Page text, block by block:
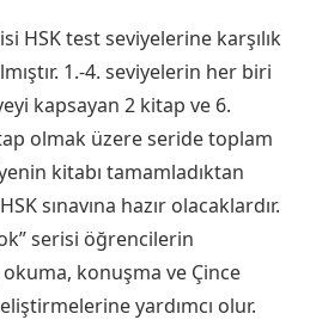
HSK test seviyelerine karşılık
1.-4. seviyelerin her biri
kapsayan 2 kitap ve 6.
olmak üzere seride toplam
kitabı tamamladıktan
sınavına hazır olacaklardır.
serisi öğrencilerin
konuşma ve Çince
yardımcı olur.